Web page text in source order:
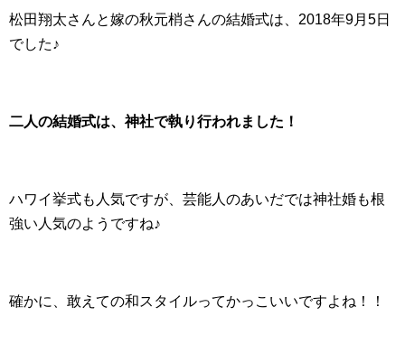
松田翔太さんと嫁の秋元梢さんの結婚式は、2018年9月5日
でした♪
二人の結婚式は、神社で執り行われました！
ハワイ挙式も人気ですが、芸能人のあいだでは神社婚も根
強い人気のようですね♪
確かに、敢えての和スタイルってかっこいいですよね！！